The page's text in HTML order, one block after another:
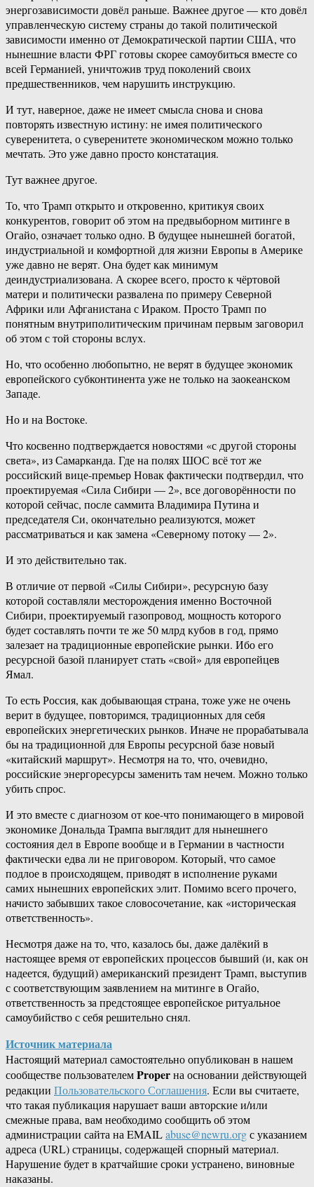
энергозависимости довёл раньше. Важнее другое — кто довёл
управленческую систему страны до такой политической
зависимости именно от Демократической партии США, что
нынешние власти ФРГ готовы скорее самоубиться вместе со
всей Германией, уничтожив труд поколений своих
предшественников, чем нарушить инструкцию.
И тут, наверное, даже не имеет смысла снова и снова
повторять известную истину: не имея политического
суверенитета, о суверенитете экономическом можно только
мечтать. Это уже давно просто констатация.
Тут важнее другое.
То, что Трамп открыто и откровенно, критикуя своих
конкурентов, говорит об этом на предвыборном митинге в
Огайо, означает только одно. В будущее нынешней богатой,
индустриальной и комфортной для жизни Европы в Америке
уже давно не верят. Она будет как минимум
деиндустриализована. А скорее всего, просто к чёртовой
матери и политически развалена по примеру Северной
Африки или Афганистана с Ираком. Просто Трамп по
понятным внутриполитическим причинам первым заговорил
об этом с той стороны вслух.
Но, что особенно любопытно, не верят в будущее экономик
европейского субконтинента уже не только на заокеанском
Западе.
Но и на Востоке.
Что косвенно подтверждается новостями «с другой стороны
света», из Самарканда. Где на полях ШОС всё тот же
российский вице-премьер Новак фактически подтвердил, что
проектируемая «Сила Сибири — 2», все договорённости по
которой сейчас, после саммита Владимира Путина и
председателя Си, окончательно реализуются, может
рассматриваться и как замена «Северному потоку — 2».
И это действительно так.
В отличие от первой «Силы Сибири», ресурсную базу
которой составляли месторождения именно Восточной
Сибири, проектируемый газопровод, мощность которого
будет составлять почти те же 50 млрд кубов в год, прямо
залезает на традиционные европейские рынки. Ибо его
ресурсной базой планирует стать «свой» для европейцев
Ямал.
То есть Россия, как добывающая страна, тоже уже не очень
верит в будущее, повторимся, традиционных для себя
европейских энергетических рынков. Иначе не прорабатывала
бы на традиционной для Европы ресурсной базе новый
«китайский маршрут». Несмотря на то, что, очевидно,
российские энергоресурсы заменить там нечем. Можно только
убить спрос.
И это вместе с диагнозом от кое-что понимающего в мировой
экономике Дональда Трампа выглядит для нынешнего
состояния дел в Европе вообще и в Германии в частности
фактически едва ли не приговором. Который, что самое
подлое в происходящем, приводят в исполнение руками
самих нынешних европейских элит. Помимо всего прочего,
начисто забывших такое словосочетание, как «историческая
ответственность».
Несмотря даже на то, что, казалось бы, даже далёкий в
настоящее время от европейских процессов бывший (и, как он
надеется, будущий) американский президент Трамп, выступив
с соответствующим заявлением на митинге в Огайо,
ответственность за предстоящее европейское ритуальное
самоубийство с себя решительно снял.
Источник материала
Настоящий материал самостоятельно опубликован в нашем
сообществе пользователемProperна основании действующей
редакции Пользовательского Соглашения. Если вы считаете,
что такая публикация нарушает ваши авторские и/или
смежные права, вам необходимо сообщить об этом
администрации сайта на EMAILabuse@newru.orgс указанием
адреса (URL) страницы, содержащей спорный материал.
Нарушение будет в кратчайшие сроки устранено, виновные
наказаны.